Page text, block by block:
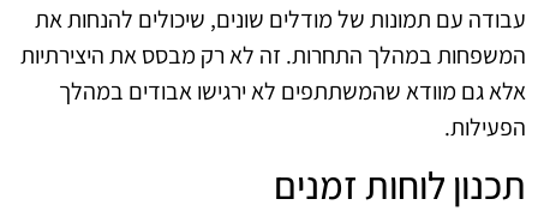
עבודה עם תמונות של מודלים שונים, שיכולים להנחות את
המשפחות במהלך התחרות. זה לא רק מבסס את היצירתיות
אלא גם מוודא שהמשתתפים לא ירגישו אבודים במהלך
הפעילות.
תכנון לוחות זמנים